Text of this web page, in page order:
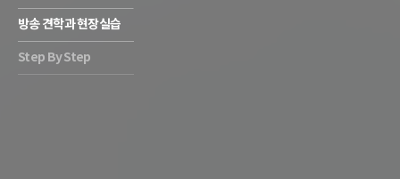
방송 견학과 현장실습
Step By Step